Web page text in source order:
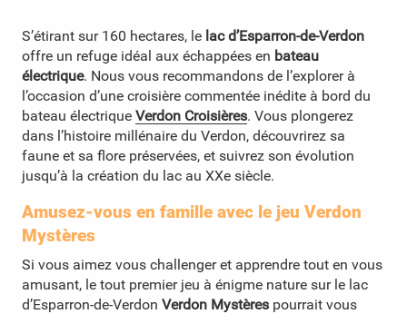
S’étirant sur 160 hectares, le lac d’Esparron-de-Verdon
offre un refuge idéal aux échappées en bateau
électrique. Nous vous recommandons de l’explorer à
l’occasion d’une croisière commentée inédite à bord du
bateau électrique Verdon Croisières. Vous plongerez
dans l’histoire millénaire du Verdon, découvrirez sa
faune et sa flore préservées, et suivrez son évolution
jusqu’à la création du lac au XXe siècle.
Amusez-vous en famille avec le jeu Verdon
Mystères
Si vous aimez vous challenger et apprendre tout en vous
amusant, le tout premier jeu à énigme nature sur le lac
d’Esparron-de-Verdon Verdon Mystères pourrait vous